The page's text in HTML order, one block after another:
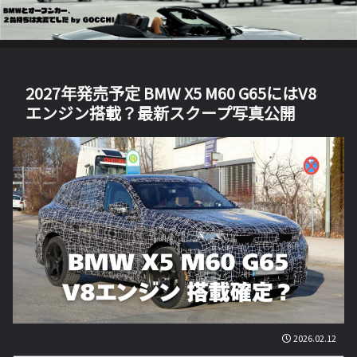
2027年発売予定 BMW X5 M60 G65にはV8
エンジン搭載？最新スクープ写真公開
2026.02.12